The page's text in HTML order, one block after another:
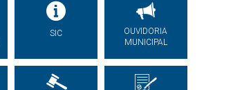
SIC
OUVIDORIA
MUNICIPAL